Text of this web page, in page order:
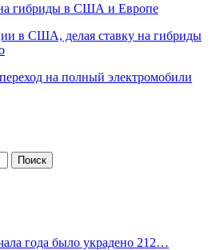
на гибриды в США и Европе
в США, делая ставку на гибриды
на полный электромобили
года было украдено 212…